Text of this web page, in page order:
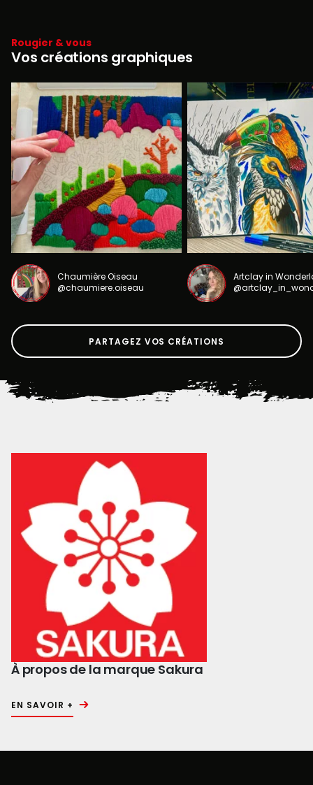
Rougier & vous
Vos créations graphiques
Chaumière Oiseau
@chaumiere.oiseau
Artclay in
PARTAGEZ VOS CRÉATIONS
À propos de la marque Sakura
EN SAVOIR +